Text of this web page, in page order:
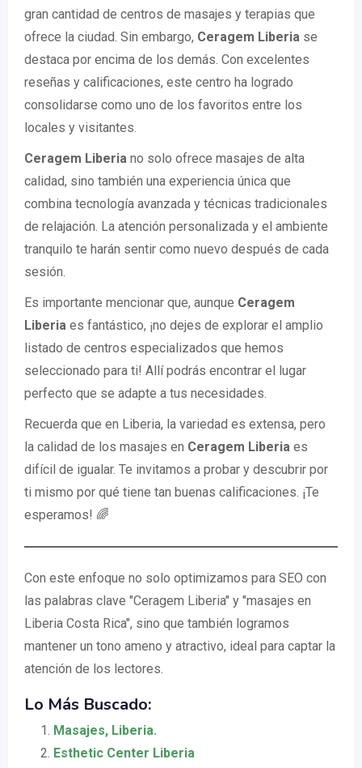
gran cantidad de centros de masajes y terapias que
ofrece la ciudad. Sin embargo, Ceragem Liberia se
destaca por encima de los demás. Con excelentes
reseñas y calificaciones, este centro ha logrado
consolidarse como uno de los favoritos entre los
locales y visitantes.
Ceragem Liberia no solo ofrece masajes de alta
calidad, sino también una experiencia única que
combina tecnología avanzada y técnicas tradicionales
de relajación. La atención personalizada y el ambiente
tranquilo te harán sentir como nuevo después de cada
sesión.
Es importante mencionar que, aunque Ceragem
Liberia es fantástico, ¡no dejes de explorar el amplio
listado de centros especializados que hemos
seleccionado para ti! Allí podrás encontrar el lugar
perfecto que se adapte a tus necesidades.
Recuerda que en Liberia, la variedad es extensa, pero
la calidad de los masajes en Ceragem Liberia es
difícil de igualar. Te invitamos a probar y descubrir por
ti mismo por qué tiene tan buenas calificaciones. ¡Te
esperamos! 🌈
Con este enfoque no solo optimizamos para SEO con
las palabras clave "Ceragem Liberia" y "masajes en
Liberia Costa Rica", sino que también logramos
mantener un tono ameno y atractivo, ideal para captar la
atención de los lectores.
Lo Más Buscado:
Masajes, Liberia.
Esthetic Center Liberia